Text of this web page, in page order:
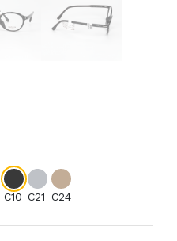
C10 C21 C24